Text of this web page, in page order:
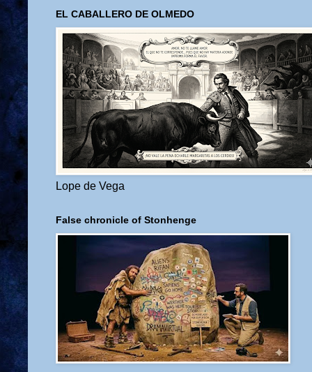
EL CABALLERO DE OLMEDO
Lope de Vega
False chronicle of Stonhenge